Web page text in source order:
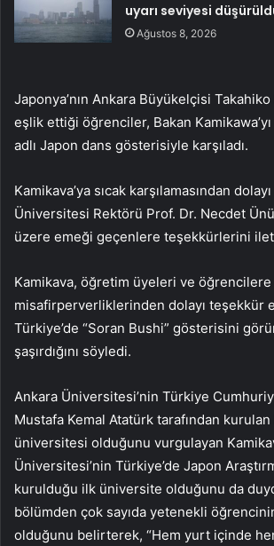
uyarı seviyesi
Ağustos 8, 2026
Japonya’nın Ankara Büyükelçisi Takahiko
eşlik ettiği öğrenciler, Bakan Kamikawa’yı
adlı Japon dans gösterisiyle karşıladı.
Kamikava’ya sıcak karşılamasından
Üniversitesi Rektörü Prof. Dr. Necdet
üzere emeği geçenlere teşekkürlerini
Kamikava, öğretim üyeleri ve öğrencilere
misafirperverliklerinden dolayı teşekkür
Türkiye’de “Soran Bushi” gösterisini
şaşırdığını söyledi.
Ankara Üniversitesi’nin Türkiye
Mustafa Kemal Atatürk tarafından
üniversitesi olduğunu vurgulayan
Üniversitesi’nin Türkiye’de Japon
kurulduğu ilk üniversite olduğunu da
bölümden çok sayıda yetenekli
olduğunu belirterek, “Hem yurt içinde